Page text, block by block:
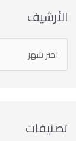
الأرشيف
تصنيفات